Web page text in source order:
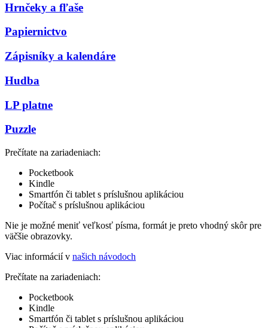
Hrnčeky a fľaše
Papiernictvo
Zápisníky a kalendáre
Hudba
LP platne
Puzzle
Prečítate na zariadeniach:
Pocketbook
Kindle
Smartfón či tablet s príslušnou aplikáciou
Počítač s príslušnou aplikáciou
Nie je možné meniť veľkosť písma, formát je preto vhodný skôr pre
väčšie obrazovky.
Viac informácií v našich návodoch
Prečítate na zariadeniach:
Pocketbook
Kindle
Smartfón či tablet s príslušnou aplikáciou